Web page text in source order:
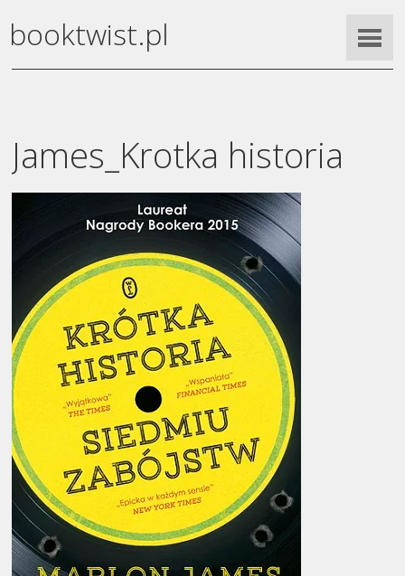
booktwist.pl
James_Krotka historia